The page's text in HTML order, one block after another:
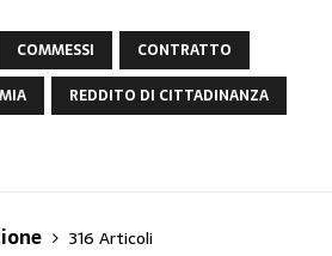
COMMESSI
CONTRATTO
REDDITO DI CITTADINANZA
316 Articoli